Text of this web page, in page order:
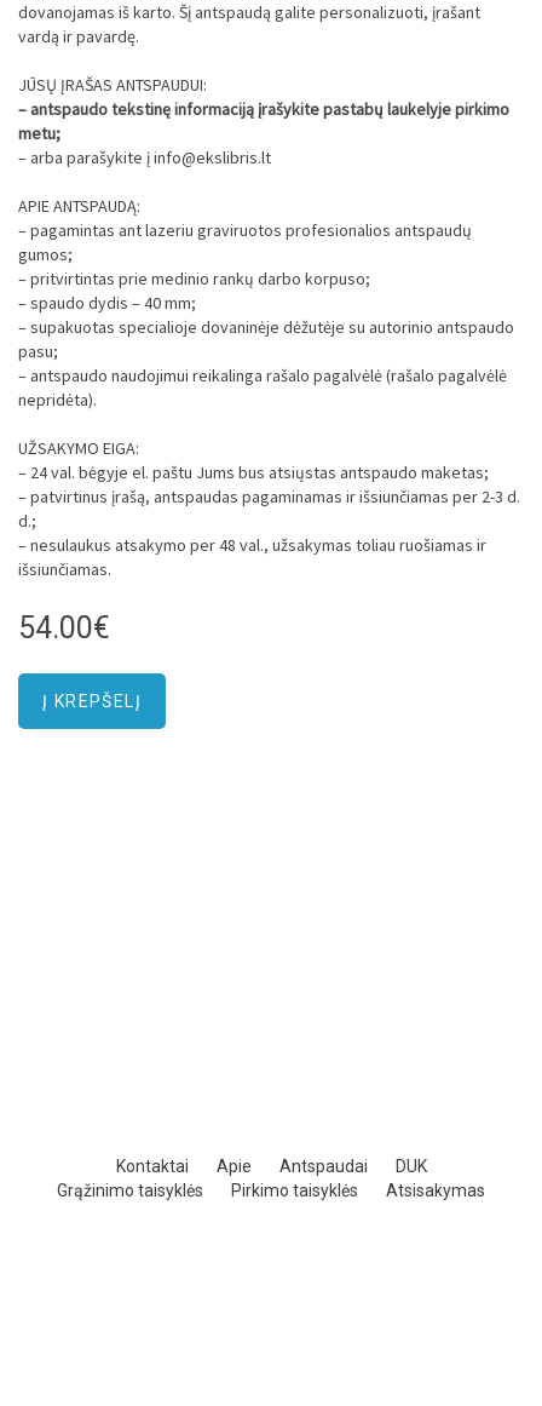
dovanojamas iš karto. Šį antspaudą galite personalizuoti, įrašant
vardą ir pavardę.
JŪSŲ ĮRAŠAS ANTSPAUDUI:
– antspaudo tekstinę informaciją įrašykite pastabų laukelyje pirkimo
metu;
– arba parašykite į info@ekslibris.lt
APIE ANTSPAUDĄ:
– pagamintas ant lazeriu graviruotos profesionalios antspaudų
gumos;
– pritvirtintas prie medinio rankų darbo korpuso;
– spaudo dydis – 40 mm;
– supakuotas specialioje dovaninėje dėžutėje su autorinio antspaudo
pasu;
– antspaudo naudojimui reikalinga rašalo pagalvėlė (rašalo pagalvėlė
nepridėta).
UŽSAKYMO EIGA:
– 24 val. bėgyje el. paštu Jums bus atsiųstas antspaudo maketas;
– patvirtinus įrašą, antspaudas pagaminamas ir išsiunčiamas per 2-3 d.
d.;
– nesulaukus atsakymo per 48 val., užsakymas toliau ruošiamas ir
išsiunčiamas.
54.00€
Kontaktai Apie Antspaudai
DUK
Grąžinimo taisyklės
Pirkimo taisyklės Atsisakymas